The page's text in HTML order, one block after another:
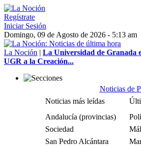
Regístrate
Iniciar Sesión
Domingo, 09 de Agosto de 2026 - 5:13 am
La Noción | La Universidad de Granada
UGR a la Creación...
Noticias de
Noticias más leídas
Andalucía (provincias)
Sociedad
San Pedro Alcántara